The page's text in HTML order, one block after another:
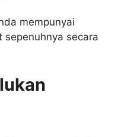
mempunyai
secara